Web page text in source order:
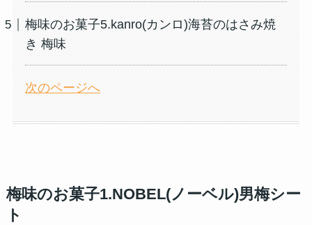
梅味のお菓子5.kanro(カンロ)海苔のはさみ焼
き 梅味
次のページへ
梅味のお菓子1.NOBEL(ノーベル)男梅シー
ト